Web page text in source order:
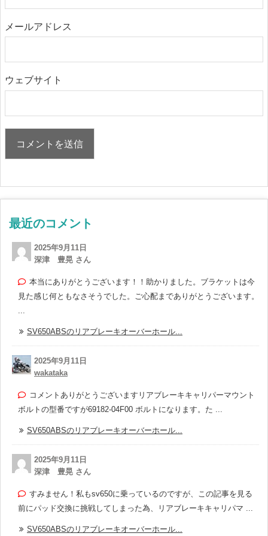
メールアドレス
ウェブサイト
最近のコメント
2025年9月11日
深津 豊晃 さん
本当にありがとうございます！！助かりました。ブラケットは今
見た感じ何ともなさそうでした。ご心配までありがとうございます。
SV650ABSのリアブレーキオーバーホール...
2025年9月11日
wakataka
コメントありがとうございますリアブレーキキャリパーマウント
ボルトの型番ですが69182-04F00 ボルトになります。た ...
SV650ABSのリアブレーキオーバーホール...
2025年9月11日
深津 豊晃 さん
すみません！私もsv650に乗っているのですが、この記事を見る
前にパッド交換に挑戦してしまった為、リアブレーキキャリパマ ...
SV650ABSのリアブレーキオーバーホール...